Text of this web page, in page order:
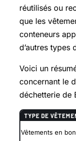
réutilisés ou
que les
conteneurs
d’autres types
Voici un
concernant le
déchetterie de
TYPE DE
Vêtements en